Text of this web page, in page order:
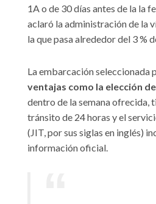
1A o de 30 días antes de la la
aclaró la administración de la
la que pasa alrededor del 3 %
La embarcación seleccionada
ventajas como la elección
dentro de la semana ofrecida,
tránsito de 24 horas y el
(JIT, por sus siglas en inglés)
información oficial.